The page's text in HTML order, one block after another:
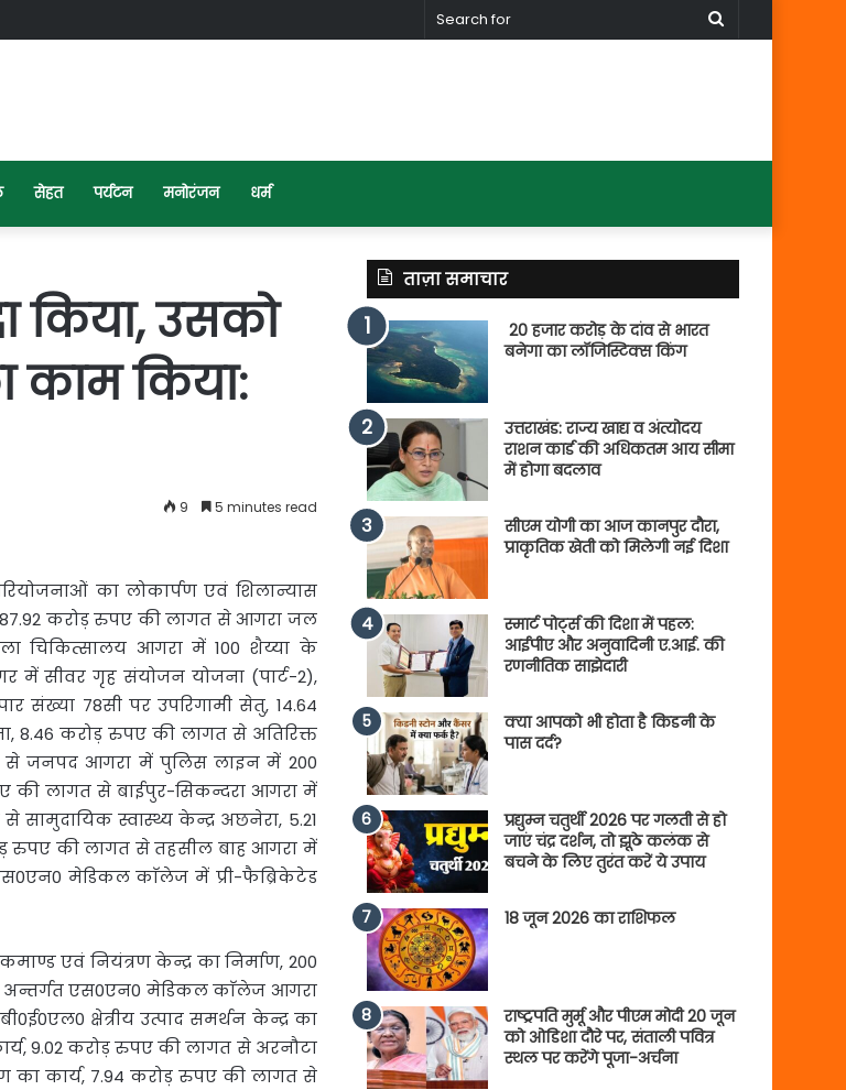
Search
सेहत पर्यटन मनोरंजन धर्म
किया, उसको
काम किया:
9 5 minutes read
का लोकार्पण एवं शिलान्यास
करोड़ रुपए की लागत से आगरा जल
चिकित्सालय आगरा में 100 शैय्या के
में सीवर गृह संयोजन योजना (पार्ट-2),
संख्या 78सी पर उपरिगामी सेतु, 14.64
8.46 करोड़ रुपए की लागत से अतिरिक्त
से जनपद आगरा में पुलिस लाइन में 200
की लागत से बाईपुर-सिकन्दरा आगरा में
स्वास्थ्य केन्द्र अछनेरा, 5.21
रुपए की लागत से तहसील बाह आगरा में
मेडिकल काॅलेज में प्री-फैब्रिकेटेड
एवं नियंत्रण केन्द्र का निर्माण, 200
अन्तर्गत एस0एन0 मेडिकल काॅलेज आगरा
क्षेत्रीय उत्पाद समर्थन केन्द्र का
9.02 करोड़ रुपए की लागत से अरनौटा
का कार्य, 7.94 करोड़ रुपए की लागत से
ताज़ा समाचार
20 हजार करोड़ के दांव से भारत
बनेगा का लॉजिस्टिक्स किंग
उत्तराखंड: राज्य खाद्य व अंत्योदय
राशन कार्ड की अधिकतम आय सीमा
में होगा बदलाव
सीएम योगी का आज कानपुर दौरा,
प्राकृतिक खेती को मिलेगी नई दिशा
स्मार्ट पोर्ट्स की दिशा में पहल:
आईपीए और अनुवादिनी ए.आई. की
रणनीतिक साझेदारी
क्या आपको भी होता है किडनी के
पास दर्द?
प्रद्युम्न चतुर्थी 2026 पर गलती से हो
जाएं चंद्र दर्शन, तो झूठे कलंक से
बचने के लिए तुरंत करें ये उपाय
18 जून 2026 का राशिफल
राष्ट्रपति मुर्मू और पीएम मोदी 20 जून
को ओडिशा दौरे पर, संताली पवित्र
स्थल पर करेंगे पूजा-अर्चना